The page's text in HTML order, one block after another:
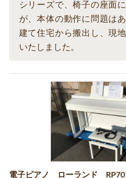
シリーズで、椅子の座面
が、本体の動作に問題は
建て住宅から搬出し、現
いたしました。
電子ピアノ ローランド